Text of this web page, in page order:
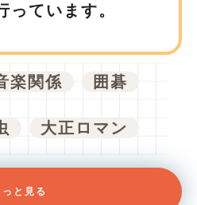
っています。
楽関係 囲碁
大正ロマン
っと見る